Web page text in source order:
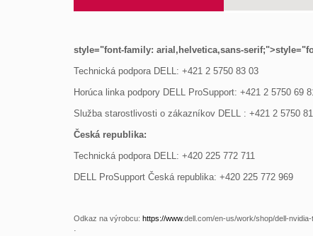
style="font-family: arial ,helvetica,sans-serif;">
Technická podpora DELL: +421 2 5750 83 03
Horúca linka podpory DELL ProSupport: +421 2 5750 69
Služba starostlivosti o zákazníkov DELL : +421 2 5750
Česká republika:
Technická podpora DELL: +420 225 772 711
DELL ProSupport Česká republika: +420 225 772 969
Odkaz na výrobcu: https://www.dell.com/en-us/work/shop/dell-
.